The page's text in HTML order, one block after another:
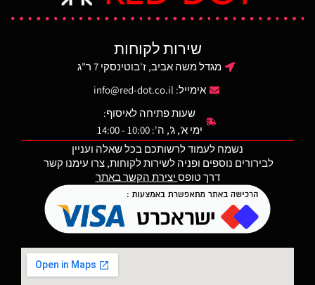
יכולת הפעלה ישירה מהפנס
או ע"י כבל שליטה.
שירות לקוחות
מגדל משה אביב, ז'בוטינסקי 7 ר"ג
אימייל: info@red-dot.co.il
שעות פתיחה לאיסוף:
ימי א', ג', ה': 10:00 - 14:00
נשמח לעמוד לרשותכם בכל שאלה ועניין
לבירורים נוספים ופניה לשירות לקוחות, צרו עימנו קשר
דרך טופס יצירת הקשר באתר